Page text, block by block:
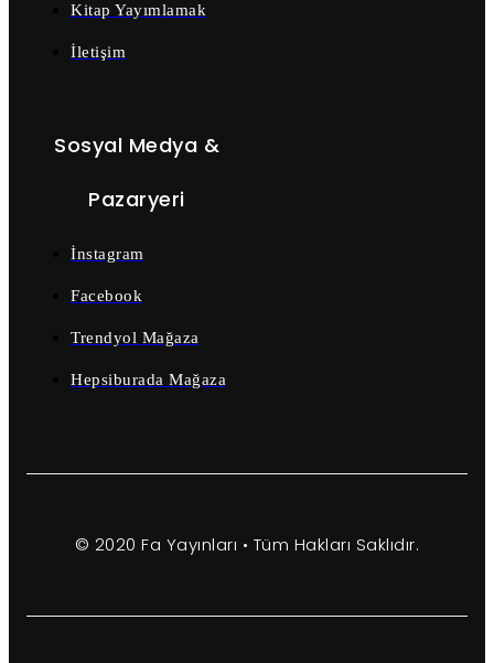
Kitap Yayımlamak
İletişim
Sosyal Medya &
Pazaryeri
İnstagram
Facebook
Trendyol Mağaza
Hepsiburada Mağaza
© 2020 Fa Yayınları • Tüm Hakları Saklıdır.